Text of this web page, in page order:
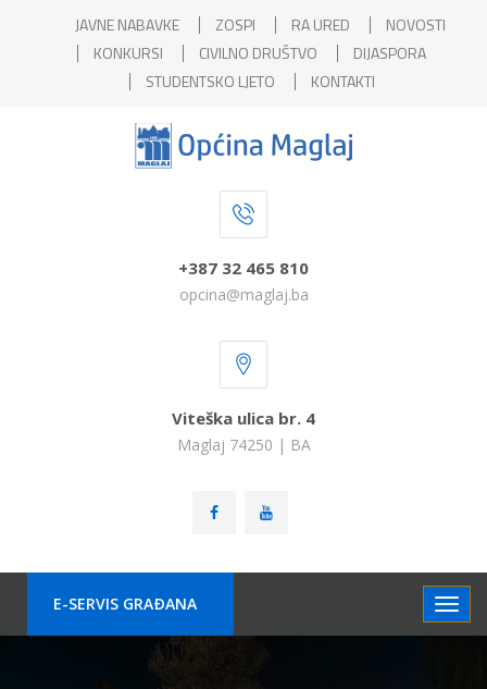
JAVNE NABAVKE ZOSPI RA URED
NOVOSTI
KONKURSI
CIVILNO DRUŠTVO
DIJASPORA
STUDENTSKO LJETO
KONTAKTI
+387 32 465 810
opcina@maglaj.ba
Viteška ulica br. 4
Maglaj 74250 | BA
E-SERVIS GRAÐANA